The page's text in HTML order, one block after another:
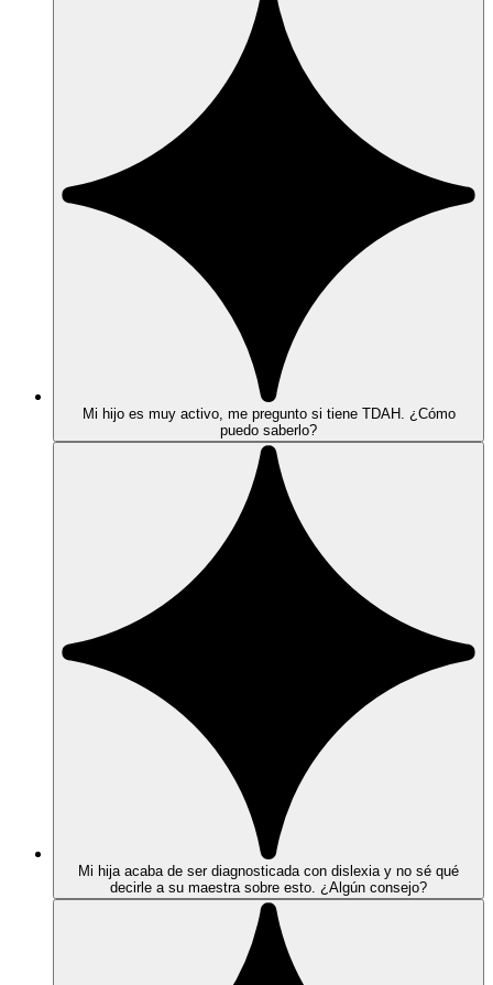
Mi hijo es muy activo, me pregunto si tiene TDAH. ¿Cómo
puedo saberlo?
Mi hija acaba de ser diagnosticada con dislexia y no sé qué
decirle a su maestra sobre esto. ¿Algún consejo?